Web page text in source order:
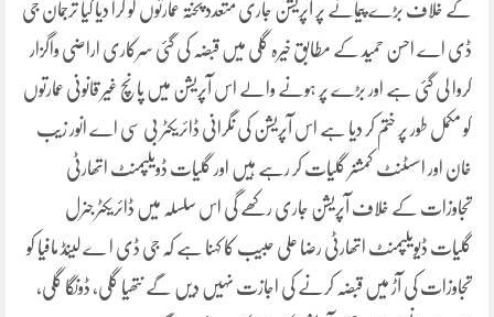
کے خلاف بڑے پیمانے پر آپریشن جاری متعدد پختہ عمارتوں کو گرا دیا گیا ترجمان جی
ڈی اے احسن حمید کے مطابق خیرہ گلی میں قبضہ کی گئی سرکاری اراضی واگزار
کروا لی گئی ہے اور بڑے پر ہونے والے اس آپریشن میں پانچ غیر قانونی عمارتوں
کو مکمل طور پر ختم کر دیا ہے اس آپریشن کی نگرانی ڈائریکٹر بی سی اے انور زیب
خان اور اسسٹنٹ کمشنر گلیات کر رہے ہیں اور گلیات ڈویلپمنٹ اتھارٹی
تجاوزات کے خلاف آپریشن جاری رکھے گی اس سلسلہ میں ڈائریکٹر جنرل
گلیات ڈیویلپمنٹ اتھارٹی رضا علی حبیب کا کہنا ہے کہ جی ڈی ا ے لینڈ مافیا کو
تجاوزات کی آڑ میں قبضہ کرنے کی اجازت نہیں دیں گے نتھیا گلی، ڈونگا گلی،